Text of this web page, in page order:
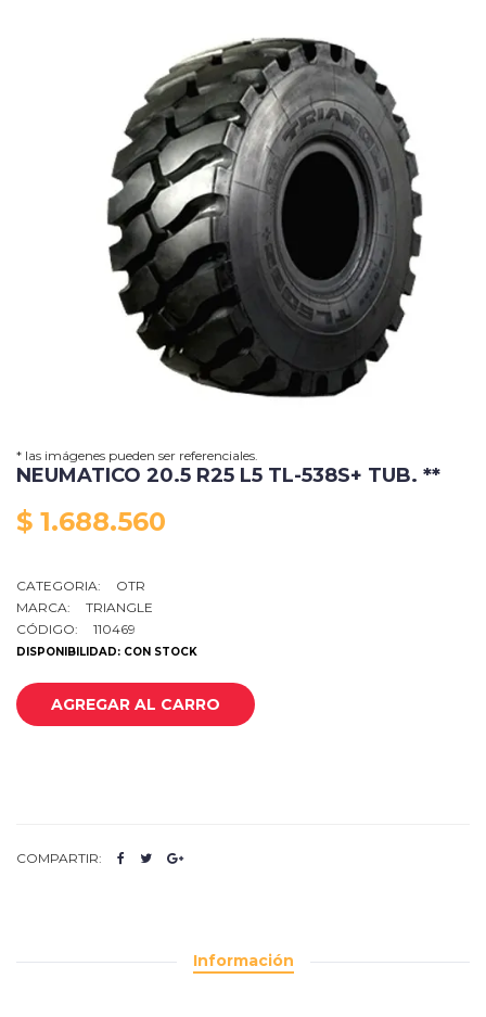
* las imágenes pueden ser referenciales.
NEUMATICO 20.5 R25 L5 TL-538S+ TUB. **
$ 1.688.560
CATEGORIA:
OTR
MARCA:
TRIANGLE
CÓDIGO:
110469
DISPONIBILIDAD: CON STOCK
AGREGAR AL CARRO
COMPARTIR:
Información